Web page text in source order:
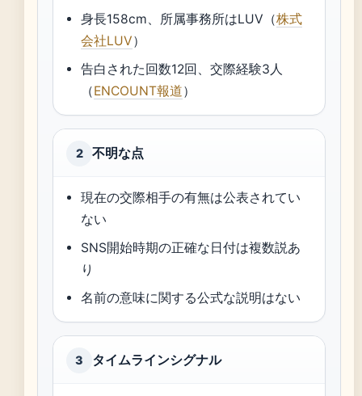
身長158cm、所属事務所はLUV（株式
会社LUV）
告白された回数12回、交際経験3人
（ENCOUNT報道）
2 不明な点
現在の交際相手の有無は公表されてい
ない
SNS開始時期の正確な日付は複数説あ
り
名前の意味に関する公式な説明はない
3 タイムラインシグナル